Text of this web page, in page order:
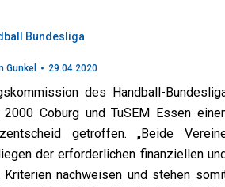
Bundesliga
Gunkel 29.04.2020
des Handball-
Coburg und TuSEM Essen
getroffen. „Beide
der erforderlichen finanziellen
Kriterien nachweisen und stehen